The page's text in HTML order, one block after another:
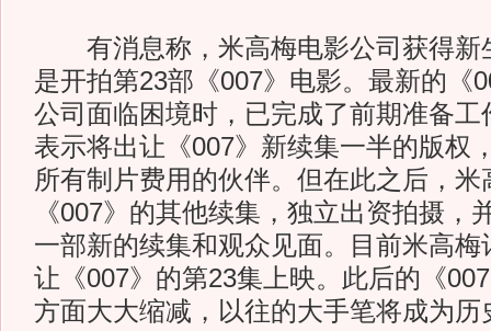
有消息称，米高梅电影公司获得新
是开拍第23部《007》电影。最新的《
公司面临困境时，已完成了前期准备工
表示将出让《007》新续集一半的版权
所有制片费用的伙伴。但在此之后，米
《007》的其他续集，独立出资拍摄，
一部新的续集和观众见面。目前米高梅
让《007》的第23集上映。此后的《
方面大大缩减，以往的大手笔将成为历